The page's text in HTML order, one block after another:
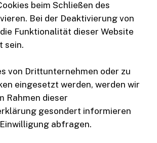
beim Schließen des
Bei der Deaktivierung von
Funktionalität dieser Website
sein.
von Drittunternehmen oder zu
eingesetzt werden, werden wir
Rahmen dieser
gesondert informieren
abfragen.